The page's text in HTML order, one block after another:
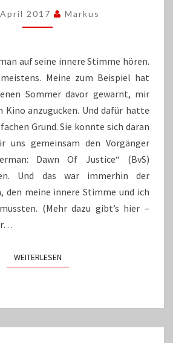
SQUAD“
KLOPFT
DEN
SARGNAGEL
2017 Markus
auf seine innere Stimme hören.
Meine zum Beispiel hat
Sommer davor gewarnt, mir
Kino anzugucken. Und dafür hatte
Grund. Sie konnte sich daran
uns gemeinsam den Vorgänger
Dawn Of Justice“ (BvS)
Und das war immerhin der
den meine innere Stimme und ich
(Mehr dazu gibt’s hier –
WEITERLESENWEITERLESEN